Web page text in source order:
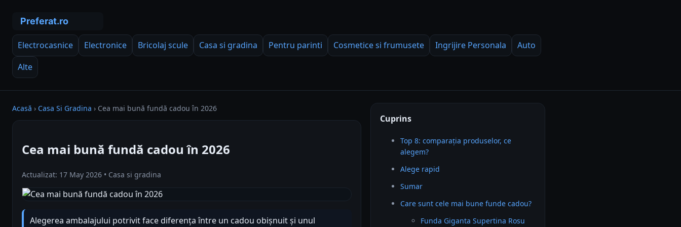
Electrocasnice Electronice Bricolaj scule Casa si gradina Pentru parinti Cosmetice si frumusete Ingrijire Personala
Auto
Alte
Acasă › Casa Si Gradina › Cea mai bună fundă cadou în 2026
Cea mai bună fundă cadou în 2026
Actualizat: 17 May 2026 • Casa si gradina
Alegerea ambalajului potrivit face diferența între un cadou obișnuit și unul
Cuprins
Top 8: comparația produselor, ce
alegem?
Alege rapid
Sumar
Care sunt cele mai bune funde cadou?
Funda Giganta Supertina Rosu